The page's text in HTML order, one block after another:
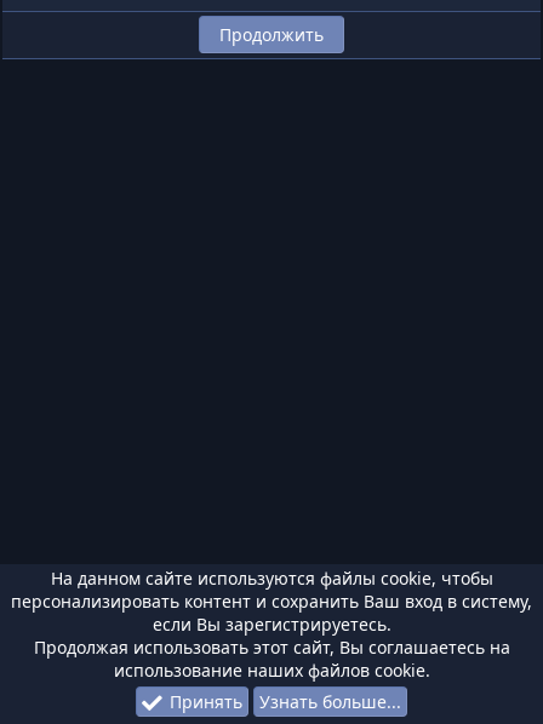
Продолжить
На данном сайте используются файлы cookie, чтобы
персонализировать контент и сохранить Ваш вход в систему,
если Вы зарегистрируетесь.
Продолжая использовать этот сайт, Вы соглашаетесь на
использование наших файлов cookie.
Принять
Узнать больше...